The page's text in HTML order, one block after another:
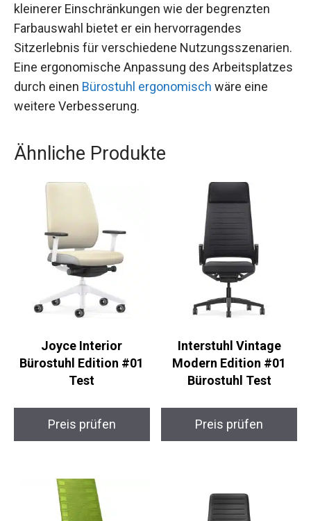
kleinerer Einschränkungen wie der begrenzten
Farbauswahl bietet er ein hervorragendes
Sitzerlebnis für verschiedene Nutzungsszenarien.
Eine ergonomische Anpassung des Arbeitsplatzes
durch einen Bürostuhl ergonomisch wäre eine
weitere Verbesserung.
Ähnliche Produkte
Joyce Interior
Bürostuhl Edition #01
Test
Preis prüfen
Interstuhl Vintage
Modern Edition #01
Bürostuhl Test
Preis prüfen